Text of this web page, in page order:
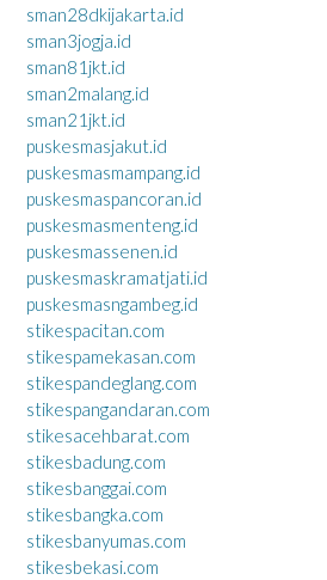
sman28dkijakarta.id
sman3jogja.id
sman81jkt.id
sman2malang.id
sman21jkt.id
puskesmasjakut.id
puskesmasmampang.id
puskesmaspancoran.id
puskesmasmenteng.id
puskesmassenen.id
puskesmaskramatjati.id
puskesmasngambeg.id
stikespacitan.com
stikespamekasan.com
stikespandeglang.com
stikespangandaran.com
stikesacehbarat.com
stikesbadung.com
stikesbanggai.com
stikesbangka.com
stikesbanyumas.com
stikesbekasi.com